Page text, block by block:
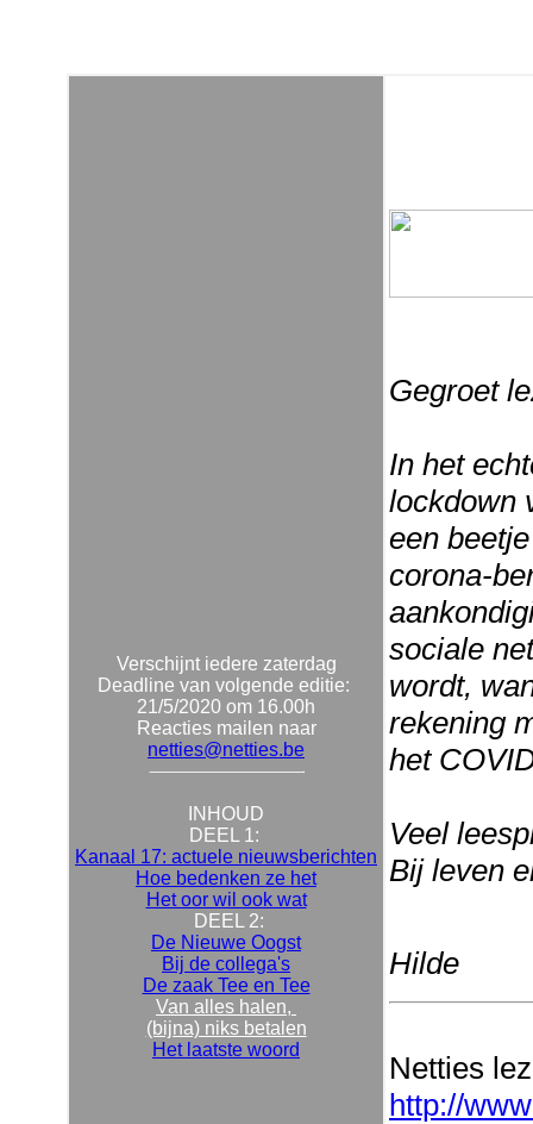
Verschijnt iedere zaterdag
Deadline van volgende editie:
21/5/2020 om 16.00h
Reacties mailen naar
netties@netties.be
INHOUD
DEEL 1:
Kanaal 17: actuele nieuwsberichten
Hoe bedenken ze het
Het oor wil ook wat
DEEL 2:
De Nieuwe Oogst
Bij de collega's
De zaak Tee en Tee
Van alles halen,
(bijna) niks betalen
Het laatste woord
Gegroet
In het
lockdown
een
corona-
sociale
wordt,
rekening
het
Veel
Bij leven
Hilde
Netties
http://